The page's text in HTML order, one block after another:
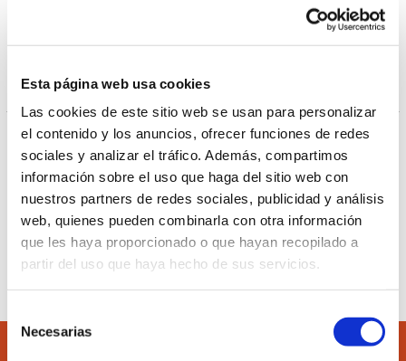
Esta página web usa cookies
Las cookies de este sitio web se usan para personalizar
el contenido y los anuncios, ofrecer funciones de redes
sociales y analizar el tráfico. Además, compartimos
información sobre el uso que haga del sitio web con
nuestros partners de redes sociales, publicidad y análisis
web, quienes pueden combinarla con otra información
que les haya proporcionado o que hayan recopilado a
partir del uso que haya hecho de sus servicios.
Necesarias
/ DESDE EL 21/10/2025 09:30 HASTA 28/10/2025 12:30 (6
HORAS)
Comisión de nuevas tecnologías y economía digital
Ver más información del curso pulsando elsiguiente
enlace.
Inscribirse al curso